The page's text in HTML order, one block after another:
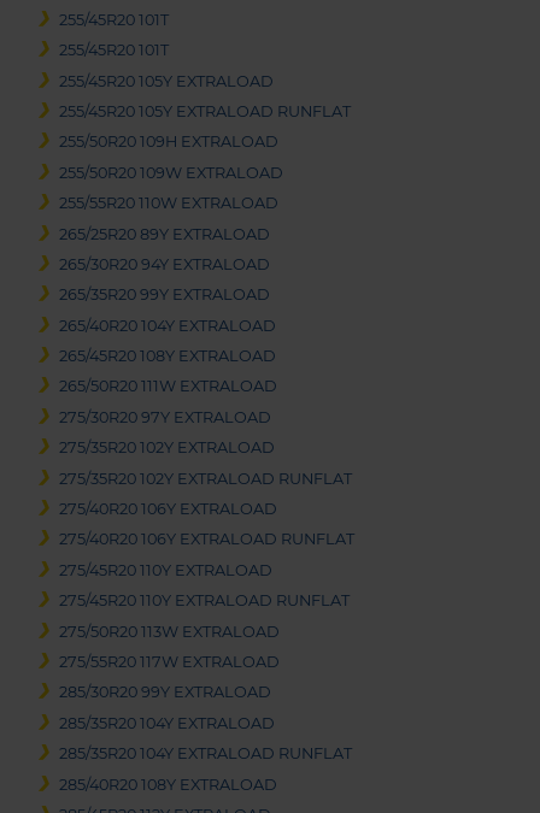
255/45R20 101T
255/45R20 101T
255/45R20 105Y EXTRALOAD
255/45R20 105Y EXTRALOAD RUNFLAT
255/50R20 109H EXTRALOAD
255/50R20 109W EXTRALOAD
255/55R20 110W EXTRALOAD
265/25R20 89Y EXTRALOAD
265/30R20 94Y EXTRALOAD
265/35R20 99Y EXTRALOAD
265/40R20 104Y EXTRALOAD
265/45R20 108Y EXTRALOAD
265/50R20 111W EXTRALOAD
275/30R20 97Y EXTRALOAD
275/35R20 102Y EXTRALOAD
275/35R20 102Y EXTRALOAD RUNFLAT
275/40R20 106Y EXTRALOAD
275/40R20 106Y EXTRALOAD RUNFLAT
275/45R20 110Y EXTRALOAD
275/45R20 110Y EXTRALOAD RUNFLAT
275/50R20 113W EXTRALOAD
275/55R20 117W EXTRALOAD
285/30R20 99Y EXTRALOAD
285/35R20 104Y EXTRALOAD
285/35R20 104Y EXTRALOAD RUNFLAT
285/40R20 108Y EXTRALOAD